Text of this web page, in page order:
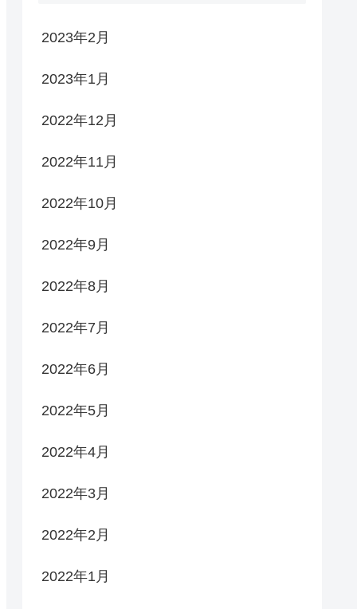
2023年2月
2023年1月
2022年12月
2022年11月
2022年10月
2022年9月
2022年8月
2022年7月
2022年6月
2022年5月
2022年4月
2022年3月
2022年2月
2022年1月